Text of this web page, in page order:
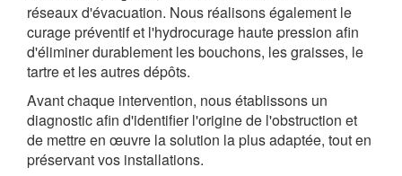
réseaux d'évacuation. Nous réalisons également le
curage préventif et l'hydrocurage haute pression afin
d'éliminer durablement les bouchons, les graisses, le
tartre et les autres dépôts.
Avant chaque intervention, nous établissons un
diagnostic afin d'identifier l'origine de l'obstruction et
de mettre en œuvre la solution la plus adaptée, tout en
préservant vos installations.